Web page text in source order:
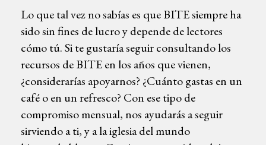
Lo que tal vez no sabías es que BITE siempre ha
sido sin fines de lucro y depende de lectores
cómo tú. Si te gustaría seguir consultando los
recursos de BITE en los años que vienen,
¿considerarías apoyarnos? ¿Cuánto gastas en un
café o en un refresco? Con ese tipo de
compromiso mensual, nos ayudarás a seguir
sirviendo a ti, y a la iglesia del mundo